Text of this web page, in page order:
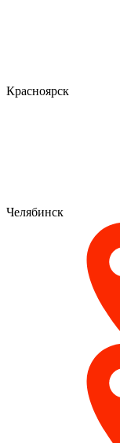
Красноярск
Челябинск